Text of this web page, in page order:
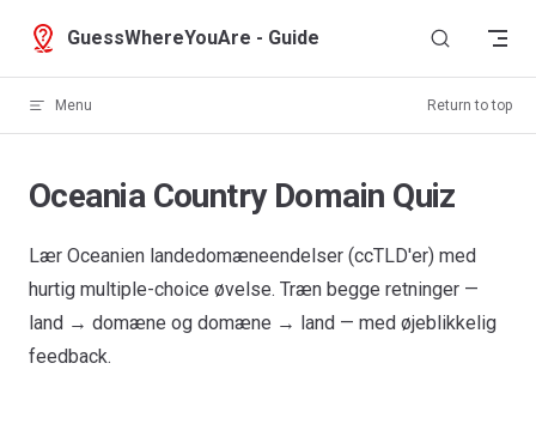
Skip to content
GuessWhereYouAre - Guide
Menu Return to top
Oceania Country Domain Quiz
Lær Oceanien landedomæneendelser (ccTLD'er) med
hurtig multiple-choice øvelse. Træn begge retninger —
land → domæne og domæne → land — med øjeblikkelig
feedback.